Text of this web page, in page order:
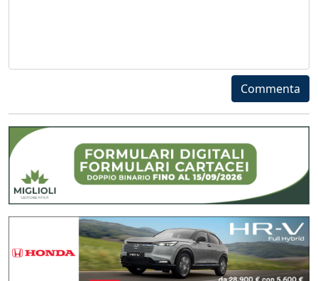
Commenta